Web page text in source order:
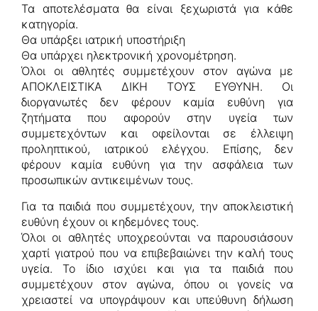
Τα αποτελέσματα θα είναι ξεχωριστά για κάθε
κατηγορία.
Θα υπάρξει ιατρική υποστήριξη
Θα υπάρχει ηλεκτρονική χρονομέτρηση.
Όλοι οι αθλητές συμμετέχουν στον αγώνα με
ΑΠΟΚΛΕΙΣΤΙΚΑ ΔΙΚΗ ΤΟΥΣ ΕΥΘΥΝΗ. Οι
διοργανωτές δεν φέρουν καμία ευθύνη για
ζητήματα που αφορούν στην υγεία των
συμμετεχόντων και οφείλονται σε έλλειψη
προληπτικού, ιατρικού ελέγχου. Επίσης, δεν
φέρουν καμία ευθύνη για την ασφάλεια των
προσωπικών αντικειμένων τους.
Για τα παιδιά που συμμετέχουν, την αποκλειστική
ευθύνη έχουν οι κηδεμόνες τους.
Όλοι οι αθλητές υποχρεούνται να παρουσιάσουν
χαρτί γιατρού που να επιβεβαιώνει την καλή τους
υγεία. Το ίδιο ισχύει και για τα παιδιά που
συμμετέχουν στον αγώνα, όπου οι γονείς να
χρειαστεί να υπογράψουν και υπεύθυνη δήλωση